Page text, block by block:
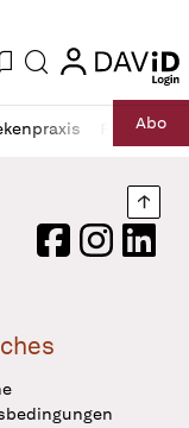
Suche login
RechtAbo
FacebookInstagram